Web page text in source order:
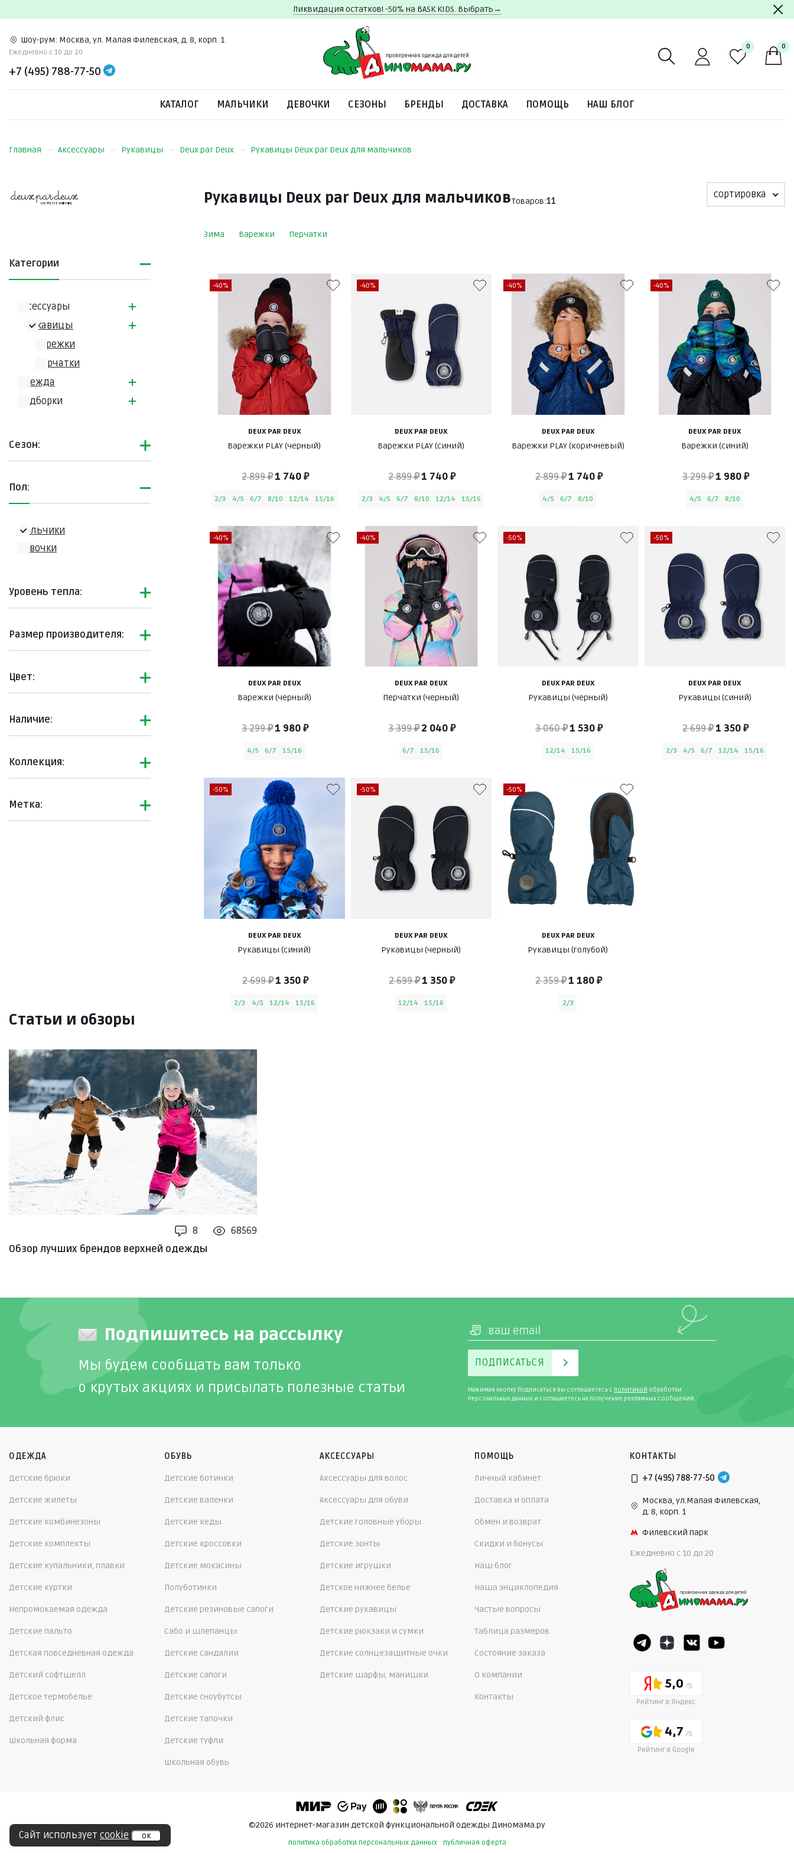
Ликвидация остатков! -50% на BASK KIDS. Выбрать→
Шоу-рум: Москва, ул. Малая Филевская, д. 8, корп. 1
Ежедневно c 10 до 20
+7 (495) 788-77-50
0 0
КАТАЛОГ МАЛЬЧИКИ ДЕВОЧКИ СЕЗОНЫ БРЕНДЫ ДОСТАВКА ПОМОЩЬ НАШ БЛОГ
Главная Аксессуары Рукавицы Deux par Deux Рукавицы Deux par Deux для мальчиков
Категории
Аксессуары
Рукавицы
Варежки
Перчатки
Одежда
Подборки
Сезон:
Пол:
Мальчики
Девочки
Уровень тепла:
Размер производителя:
Цвет:
Наличие:
Коллекция:
Метка:
Рукавицы Deux par Deux для мальчиковТоваров:11
сортировка
Зима Варежки Перчатки
-40%
DEUX PAR DEUX
Варежки PLAY (черный)
2 899 ₽1 740 ₽
2/3 4/5 6/7 8/10 12/14 15/16
-40%
DEUX PAR DEUX
Варежки PLAY (синий)
2 899 ₽1 740 ₽
2/3 4/5 6/7 8/10 12/14 15/16
-40%
DEUX PAR DEUX
Варежки PLAY (коричневый)
2 899 ₽1 740 ₽
4/5 6/7 8/10
-40%
DEUX PAR DEUX
Варежки (синий)
3 299 ₽1 980 ₽
4/5 6/7 8/10
-40%
DEUX PAR DEUX
Варежки (черный)
3 299 ₽1 980 ₽
4/5 6/7 15/16
-40%
DEUX PAR DEUX
Перчатки (черный)
3 399 ₽2 040 ₽
6/7 15/16
-50%
DEUX PAR DEUX
Рукавицы (черный)
3 060 ₽1 530 ₽
12/14 15/16
-50%
DEUX PAR DEUX
Рукавицы (синий)
2 699 ₽1 350 ₽
2/3 4/5 6/7 12/14 15/16
-50%
DEUX PAR DEUX
Рукавицы (синий)
2 699 ₽1 350 ₽
2/3 4/5 12/14 15/16
-50%
DEUX PAR DEUX
Рукавицы (черный)
2 699 ₽1 350 ₽
12/14 15/16
-50%
DEUX PAR DEUX
Рукавицы (голубой)
2 359 ₽1 180 ₽
2/3
Статьи и обзоры
8
68569
Обзор лучших брендов верхней одежды
Подпишитесь на рассылку
Мы будем сообщать вам только
о крутых акциях и присылать полезные статьи
ПОДПИСАТЬСЯ
Нажимая кнопку Подписаться вы соглашаетесь с политикой обработки
персональных данных и соглашаетесь на получение рекламных сообщений.
ОДЕЖДА
Детские брюки
Детские жилеты
Детские комбинезоны
Детские комплекты
Детские купальники, плавки
Детские куртки
Непромокаемая одежда
Детские пальто
Детская повседневная одежда
Детский софтшелл
Детское термобелье
Детский флис
Школьная форма
ОБУВЬ
Детские ботинки
Детские валенки
Детские кеды
Детские кроссовки
Детские мокасины
Полуботинки
Детские резиновые сапоги
Сабо и шлепанцы
Детские сандалии
Детские сапоги
Детские сноубутсы
Детские тапочки
Детские туфли
Школьная обувь
АКСЕССУАРЫ
Аксессуары для волос
Аксессуары для обуви
Детские головные уборы
Детские зонты
Детские игрушки
Детское нижнее белье
Детские рукавицы
Детские рюкзаки и сумки
Детские солнцезащитные очки
Детские шарфы, манишки
ПОМОЩЬ
Личный кабинет
Доставка и оплата
Обмен и возврат
Скидки и бонусы
Наш блог
Наша энциклопедия
Частые вопросы
Таблица размеров
Состояние заказа
О компании
Контакты
КОНТАКТЫ
+7 (495) 788-77-50
Москва, ул.Малая Филевская,
д. 8, корп. 1
Филевский парк
Ежедневно c 10 до 20
5,0
4,7
©2026 интернет-магазин детской функциональной одежды Диномама.ру
политика обработки персональных данных публичная оферта
Сайт использует cookie ок